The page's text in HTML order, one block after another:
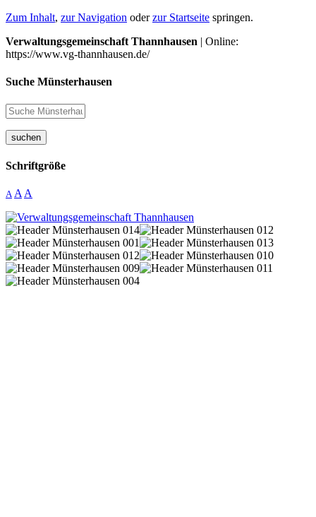
Zum Inhalt, zur Navigation oderzur Startseite springen.
Verwaltungsgemeinschaft Thannhausen | Online:
https://www.vg-thannhausen.de/
Suche Münsterhausen
suchen
Schriftgröße
A A A